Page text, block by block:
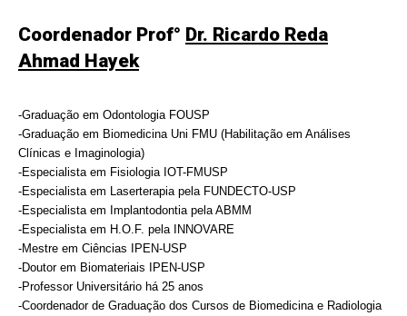
Coordenador Prof° Dr. Ricardo Reda
Ahmad Hayek
-Graduação em Odontologia FOUSP
-Graduação em Biomedicina Uni FMU (Habilitação em Análises
Clínicas e Imaginologia)
-Especialista em Fisiologia IOT-FMUSP
-Especialista em Laserterapia pela FUNDECTO-USP
-Especialista em Implantodontia pela ABMM
-Especialista em H.O.F. pela INNOVARE
-Mestre em Ciências IPEN-USP
-Doutor em Biomateriais IPEN-USP
-Professor Universitário há 25 anos
-Coordenador de Graduação dos Cursos de Biomedicina e Radiologia